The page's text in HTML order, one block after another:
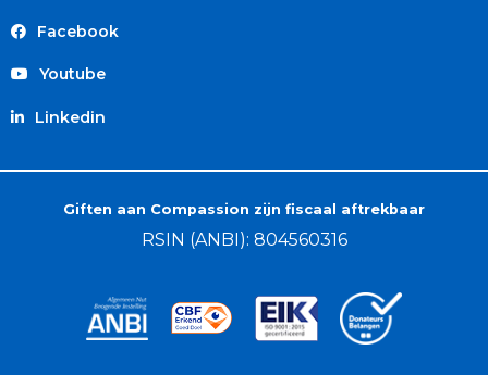
Facebook
Youtube
Linkedin
Giften aan Compassion zijn fiscaal aftrekbaar
RSIN (ANBI): 804560316